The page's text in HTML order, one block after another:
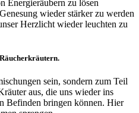
Energieräubern zu lösen
wieder stärker zu werden
Herzlicht wieder leuchten zu
sein, sondern zum Teil
aus, die uns wieder ins
Befinden bringen können. Hier